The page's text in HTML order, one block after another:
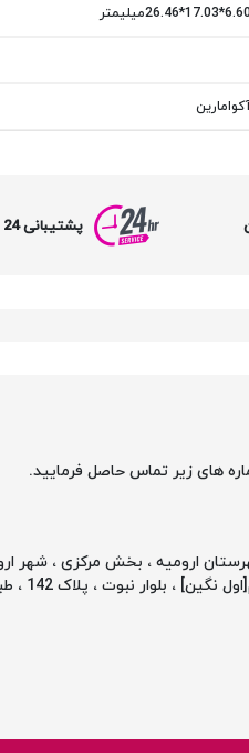
پشتیبانی 24 ساعته
های زیر تماس حاصل فرمایید.
ارومیه ، بخش مرکزی ، شهر
، بلوار نبوت ، پلاک 142 ، طبقه اول